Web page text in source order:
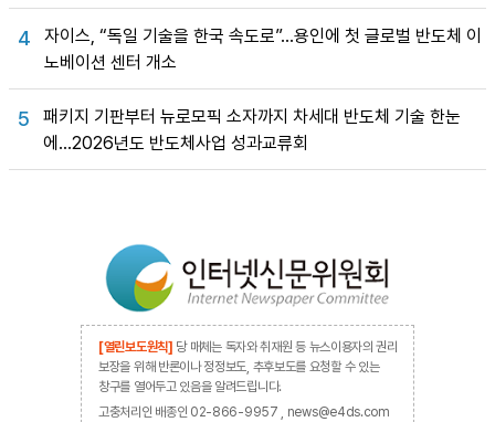
4
자이스, “독일 기술을 한국 속도로”…용인에 첫 글로벌 반도체 이
노베이션 센터 개소
5
패키지 기판부터 뉴로모픽 소자까지 차세대 반도체 기술 한눈
에…2026년도 반도체사업 성과교류회
[열린보도원칙] 당 매체는 독자와 취재원 등 뉴스이용자의 권리
보장을 위해 반론이나 정정보도, 추후보도를 요청할 수 있는
창구를 열어두고 있음을 알려드립니다.
고충처리인 배종인 02-866-9957 , news@e4ds.com